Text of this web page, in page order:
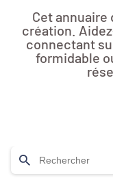
Cet
création.
connectant
formidable